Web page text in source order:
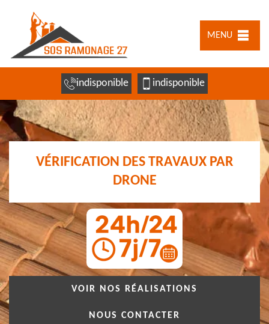
MENU
indisponible indisponible
VÉRIFICATION DES TRAVAUX PAR
DRONE
VOIR NOS RÉALISATIONS
NOUS CONTACTER